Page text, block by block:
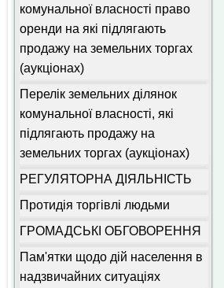
комунальної власності право
оренди на які підлягають
продажу на земельних торгах
(аукціонах)
Перелік земельних ділянок
комунальної власності, які
підлягають продажу на
земельних торгах (аукціонах)
РЕГУЛЯТОРНА ДІЯЛЬНІСТЬ
Протидія торгівлі людьми
ГРОМАДСЬКІ ОБГОВОРЕННЯ
Пам'ятки щодо дій населення в
надзвичайних ситуаціях